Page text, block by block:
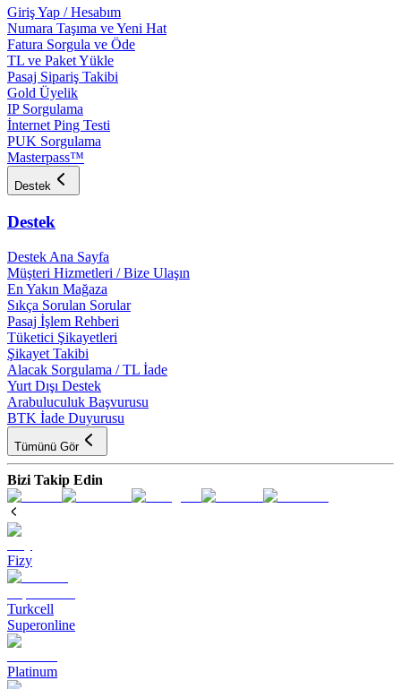
Giriş Yap / Hesabım
Numara Taşıma ve Yeni Hat
Fatura Sorgula ve Öde
TL ve Paket Yükle
Pasaj Sipariş Takibi
Gold Üyelik
IP Sorgulama
İnternet Ping Testi
PUK Sorgulama
Masterpass™
Destek
Destek
Destek Ana Sayfa
Müşteri Hizmetleri / Bize Ulaşın
En Yakın Mağaza
Sıkça Sorulan Sorular
Pasaj İşlem Rehberi
Tüketici Şikayetleri
Şikayet Takibi
Alacak Sorgulama / TL İade
Yurt Dışı Destek
Arabuluculuk Başvurusu
BTK İade Duyurusu
Tümünü Gör
Bizi Takip Edin
Fizy
Turkcell
Superonline
Platinum